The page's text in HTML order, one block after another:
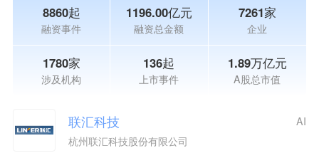
8860起
融资事件
1196.00亿元
融资总金额
7261家
企业
1780家
涉及机构
136起
上市事件
1.89万亿元
A股总市值
联汇科技
杭州联汇科技股份有限公司
AI